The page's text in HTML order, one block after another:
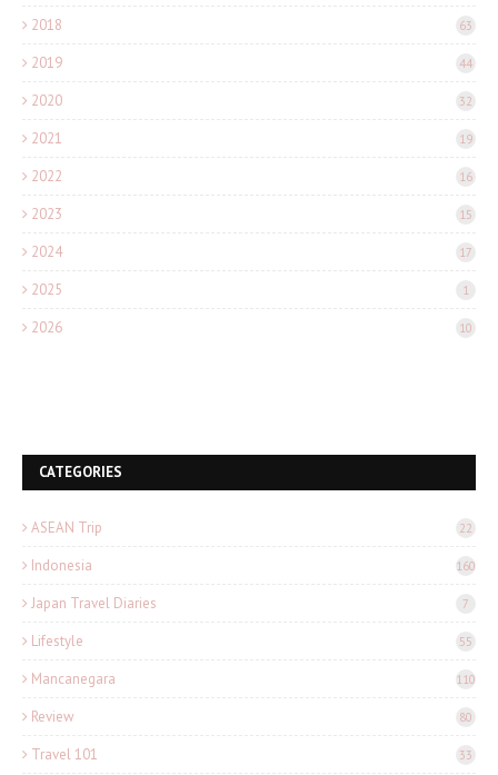
2018 63
2019 44
2020 32
2021 19
2022 16
2023 15
2024 17
2025 1
2026 10
CATEGORIES
ASEAN Trip 22
Indonesia 160
Japan Travel Diaries 7
Lifestyle 55
Mancanegara 110
Review 80
Travel 101 33